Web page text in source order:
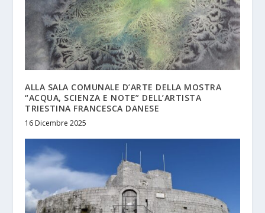
ALLA SALA COMUNALE D’ARTE DELLA MOSTRA
“ACQUA, SCIENZA E NOTE” DELL’ARTISTA
TRIESTINA FRANCESCA DANESE
16 Dicembre 2025